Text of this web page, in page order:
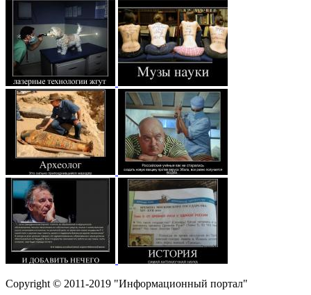
Copyright © 2011-2019 "Информационный портал"